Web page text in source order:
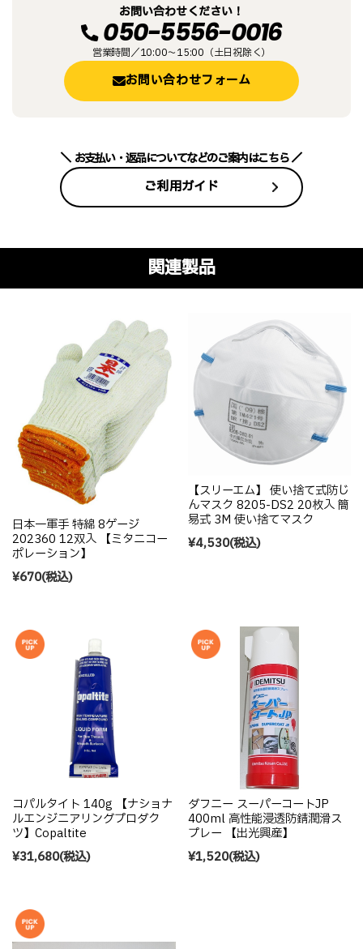
お問い合わせください！
050-5556-0016
営業時間／10:00～15:00（土日祝除く）
お問い合わせフォーム
お支払い・返品についてなどのご案内はこちら
ご利用ガイド
関連製品
日本一軍手 特綿 8ゲージ
202360 12双入 【ミタニコー
ポレーション】
¥670(税込)
【スリーエム】 使い捨て式防じ
んマスク 8205-DS2 20枚入 簡
易式 3M 使い捨てマスク
¥4,530(税込)
コパルタイト 140g 【ナショナ
ルエンジニアリングプロダク
ツ】Copaltite
¥31,680(税込)
ダフニー スーパーコートJP
400ml 高性能浸透防錆潤滑ス
プレー 【出光興産】
¥1,520(税込)